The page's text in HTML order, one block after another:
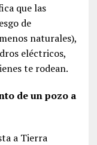
que las
de
naturales),
eléctricos,
te rodean.
de un pozo a
a Tierra